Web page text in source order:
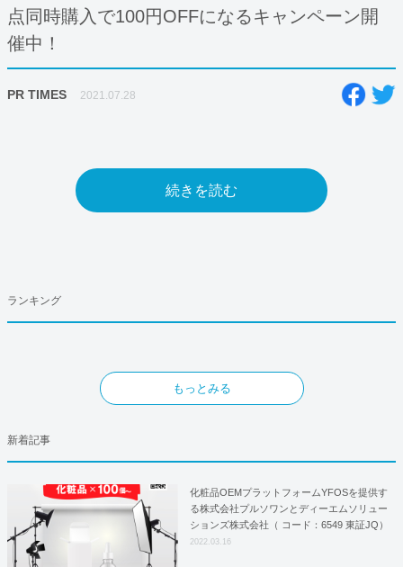
点同時購入で100円OFFになるキャンペーン開
催中！
PR TIMES 2021.07.28
続きを読む
ランキング
もっとみる
新着記事
化粧品OEMプラットフォームYFOSを提供す
る株式会社プルソワンとディーエムソリュー
ションズ株式会社（ コード：6549 東証JQ）
はYFOSにおけるロジスティクスパートナー
2022.03.16